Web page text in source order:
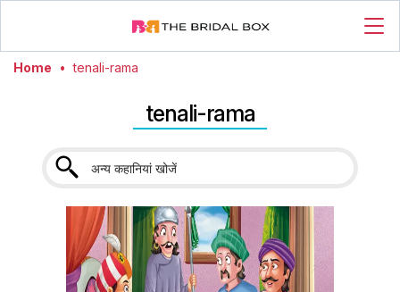
Home •tenali-rama
tenali-rama